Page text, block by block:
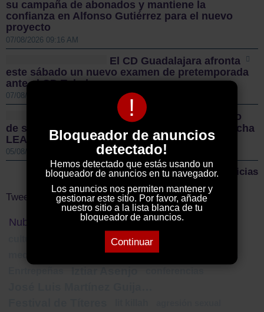
!
Bloqueador de anuncios
detectado!
Hemos detectado que estás usando un
bloqueador de anuncios en tu navegador.
Los anuncios nos permiten mantener y
gestionar este sitio. Por favor, añade
nuestro sitio a la lista blanca de tu
bloqueador de anuncios.
Continuar
su campaña de abonados y mantiene la
confianza en Alfonso Gutiérrez para el nuevo
proyecto
07/08/2026 09:16 AM
El CD Guadalajara afronta
este sábado un nuevo examen de pretemporada
ante el CD Toledo
07/08/2026 08:55 AM
Sigüenza da el pistoletazo
de salida a la II Vuelta Ciclista Castilla-La Mancha
LEADER
05/08/2026 01:00 PM
Más noticias
Tweets by ElDecanodeGuad1
Nube de Tags
policía nacional carnaval
periodismo